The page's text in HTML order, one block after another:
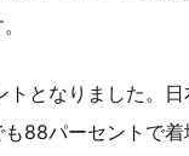
となりました。
88パーセントで